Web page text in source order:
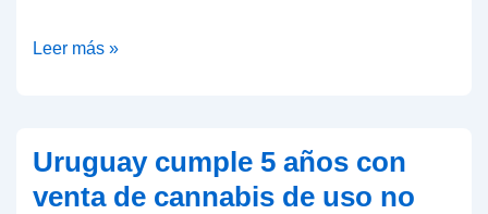
Suiza
piloto
de
Leer más »
Uruguay cumple 5 años con
venta de cannabis de uso no